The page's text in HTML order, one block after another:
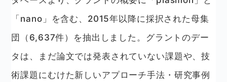
「nano」を含む、2015年以降に採択された母集
団（6,637件）を抽出しました。グラントのデー
タは、まだ論文では発表されていない課題や、技
術課題にむけた新しいアプローチ手法・研究事例